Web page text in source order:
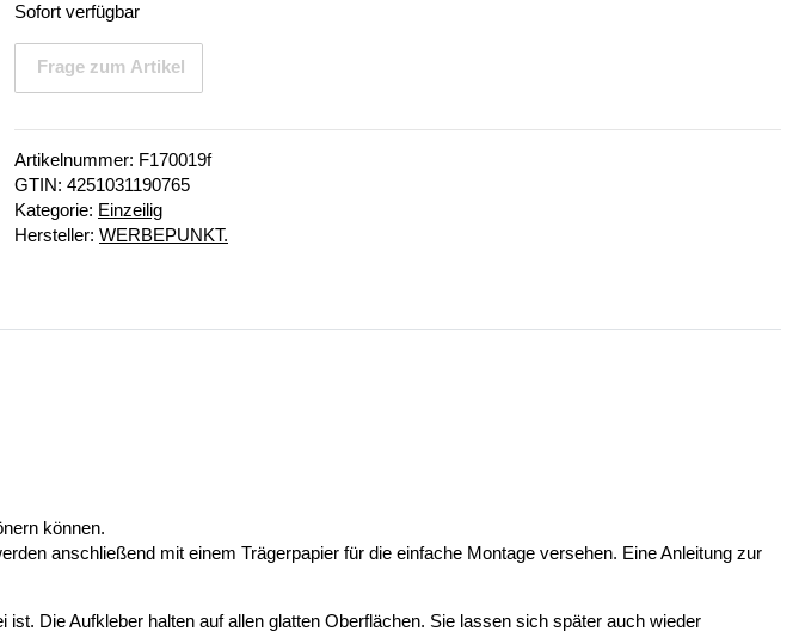
Sofort verfügbar
Frage zum Artikel
Artikelnummer: F170019f
GTIN: 4251031190765
Kategorie: Einzeilig
Hersteller: WERBEPUNKT.
können.
anschließend mit einem Trägerpapier für die einfache Montage versehen. Eine Anleitung zur
Die Aufkleber halten auf allen glatten Oberflächen. Sie lassen sich später auch wieder